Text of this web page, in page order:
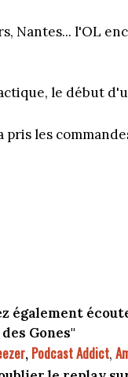
Nantes... l'OL
le début
pris les
également
Gones"
, Podcast Addict,